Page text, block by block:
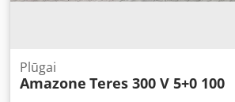
Plūgai
Amazone Teres 300 V 5+0 100